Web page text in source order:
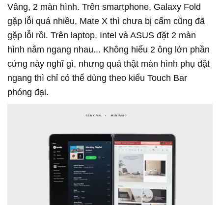
Vâng, 2 màn hình. Trên smartphone, Galaxy Fold
gặp lỗi quá nhiều, Mate X thì chưa bị cấm cũng đã
gặp lỗi rồi. Trên laptop, Intel và ASUS đặt 2 màn
hình nằm ngang nhau... Không hiểu 2 ông lớn phần
cứng này nghĩ gì, nhưng quả thật màn hình phụ đặt
ngang thì chỉ có thể dùng theo kiểu Touch Bar
phóng đại.